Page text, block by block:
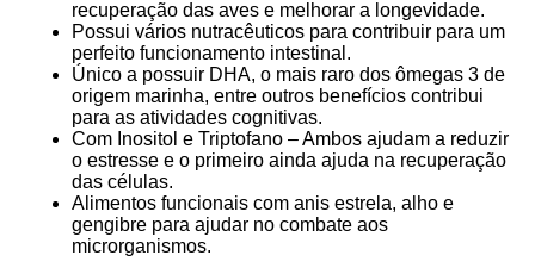
recuperação das aves e melhorar a longevidade.
Possui vários nutracêuticos para contribuir para um
perfeito funcionamento intestinal.
Único a possuir DHA, o mais raro dos ômegas 3 de
origem marinha, entre outros benefícios contribui
para as atividades cognitivas.
Com Inositol e Triptofano – Ambos ajudam a reduzir
o estresse e o primeiro ainda ajuda na recuperação
das células.
Alimentos funcionais com anis estrela, alho e
gengibre para ajudar no combate aos
microrganismos.